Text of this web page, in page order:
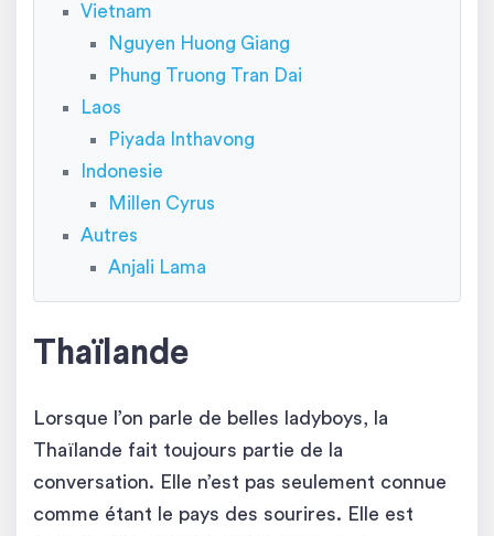
Vietnam
Nguyen Huong Giang
Phung Truong Tran Dai
Laos
Piyada Inthavong
Indonesie
Millen Cyrus
Autres
Anjali Lama
Thaïlande
Lorsque l’on parle de belles ladyboys, la
Thaïlande fait toujours partie de la
conversation. Elle n’est pas seulement connue
comme étant le pays des sourires. Elle est